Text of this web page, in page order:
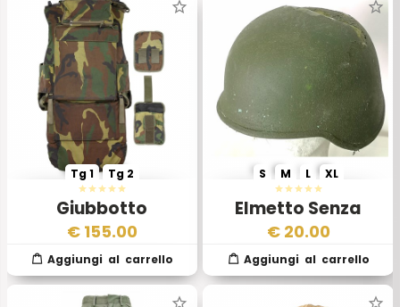
Giubbotto
Protettivo AP98
Esercito Italiano
Anni 2000 – Ex
Dotazione
Tg 1 Tg 2
€ 155.00
Elmetto Senza
Interno Esercito
Italiano Anni 2000
S M L XL
€ 20.00